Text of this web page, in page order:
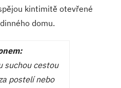
kintimitě otevřené
domu.
suchou cestou
postelí nebo